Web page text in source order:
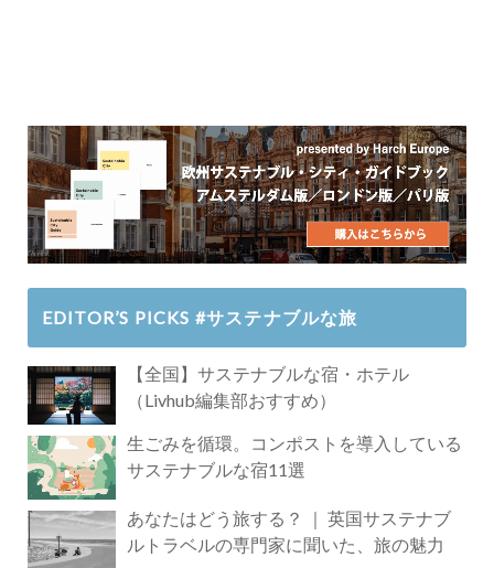
EDITOR’S PICKS #サステナブルな旅
【全国】サステナブルな宿・ホテル
（Livhub編集部おすすめ）
生ごみを循環。コンポストを導入している
サステナブルな宿11選
あなたはどう旅する？ ｜ 英国サステナブ
ルトラベルの専門家に聞いた、旅の魅力